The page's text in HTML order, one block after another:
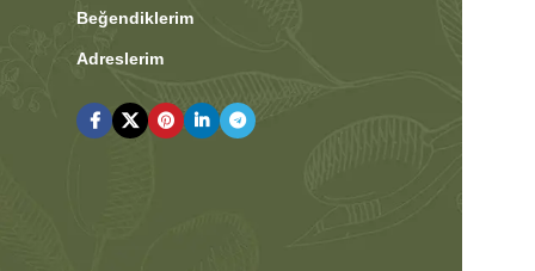
Beğendiklerim
Adreslerim